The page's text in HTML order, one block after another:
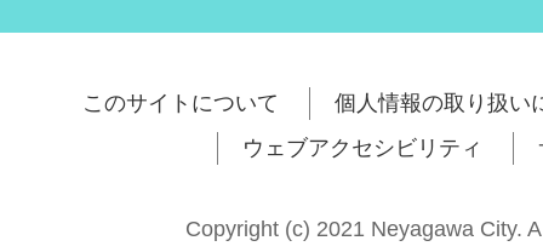
このサイトについて
個人情報の取り扱い
ウェブアクセシビリティ
Copyright (c) 2021 Neyagawa City.